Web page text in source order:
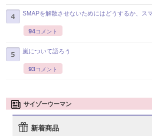
SMAPを解散させないためにはどうするか、ス
94コメント
嵐について語ろう
93コメント
サイゾーウーマン
新着商品